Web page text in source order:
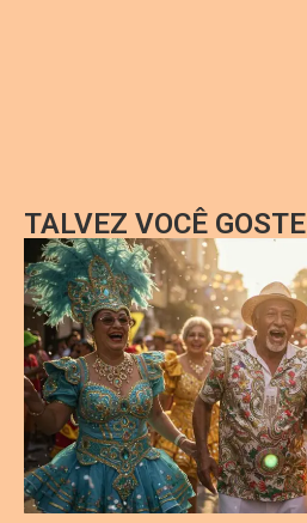
TALVEZ VOCÊ GOSTE